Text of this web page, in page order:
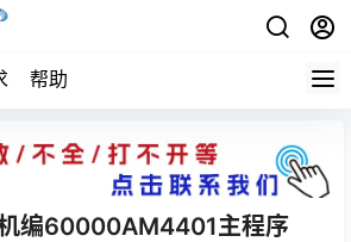
帮助
编60000AM4401主程序